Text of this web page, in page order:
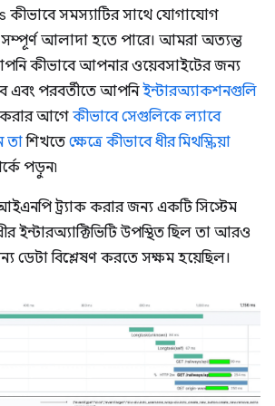
কীভাবে সমস্যাটির সাথে যোগাযোগ
আলাদা হতে পারে। আমরা অত্যন্ত
কীভাবে আপনার ওয়েবসাইটের জন্য
এবং পরবর্তীতে আপনিইন্টারঅ্যাকশনগুলি
আগে কীভাবে সেগুলিকে ল্যাবে
তাশিখতে ক্ষেত্রে কীভাবে ধীর মিথস্ক্রিয়া
পড়ুন৷
ট্র্যাক করার জন্য একটি সিস্টেম
ইন্টারঅ্যাক্টিভিটি উপস্থিত ছিল তা আরও
ডেটা বিশ্লেষণ করতে সক্ষম হয়েছিল।